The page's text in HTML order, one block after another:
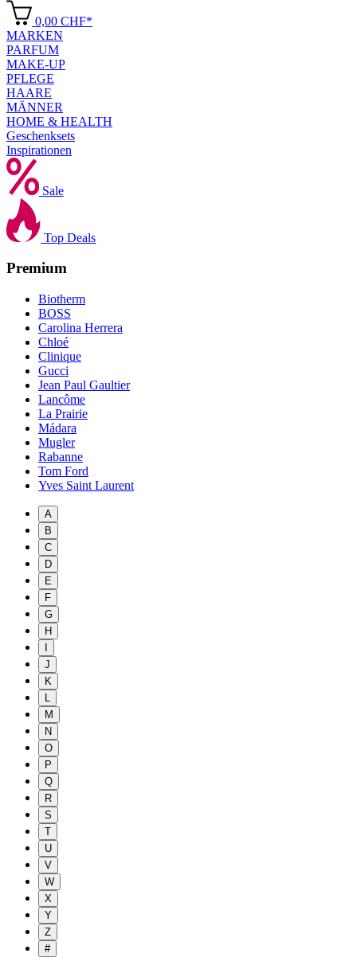
0,00 CHF*
MARKEN
PARFUM
MAKE-UP
PFLEGE
HAARE
MÄNNER
HOME & HEALTH
Geschenksets
Inspirationen
Sale
Top Deals
Premium
Biotherm
BOSS
Carolina Herrera
Chloé
Clinique
Gucci
Jean Paul Gaultier
Lancôme
La Prairie
Mádara
Mugler
Rabanne
Tom Ford
Yves Saint Laurent
A
B
C
D
E
F
G
H
J
K
L
M
N
O
P
Q
R
S
T
U
V
W
X
Y
Z
#